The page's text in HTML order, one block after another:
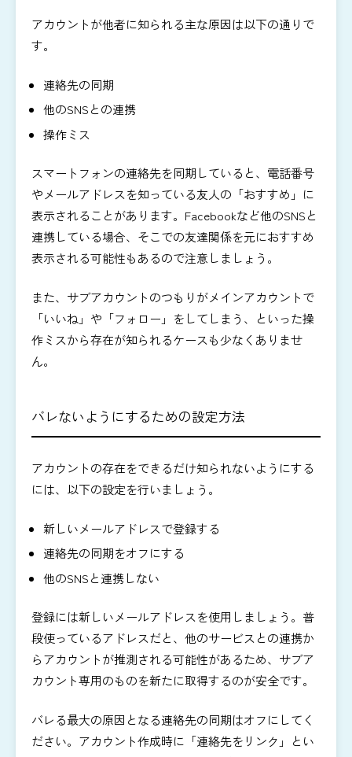
アカウントが他者に知られる主な原因は以下の通りで
す。
連絡先の同期
他のSNSとの連携
操作ミス
スマートフォンの連絡先を同期していると、電話番号
やメールアドレスを知っている友人の「おすすめ」に
表示されることがあります。Facebookなど他のSNSと
連携している場合、そこでの友達関係を元におすすめ
表示される可能性もあるので注意しましょう。
また、サブアカウントのつもりがメインアカウントで
「いいね」や「フォロー」をしてしまう、といった操
作ミスから存在が知られるケースも少なくありませ
ん。
バレないようにするための設定方法
アカウントの存在をできるだけ知られないようにする
には、以下の設定を行いましょう。
新しいメールアドレスで登録する
連絡先の同期をオフにする
他のSNSと連携しない
登録には新しいメールアドレスを使用しましょう。普
段使っているアドレスだと、他のサービスとの連携か
らアカウントが推測される可能性があるため、サブア
カウント専用のものを新たに取得するのが安全です。
バレる最大の原因となる連絡先の同期はオフにしてく
ださい。アカウント作成時に「連絡先をリンク」とい